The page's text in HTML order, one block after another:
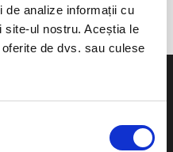
de analize informații cu
site-ul nostru. Aceștia le
de dvs. sau culese